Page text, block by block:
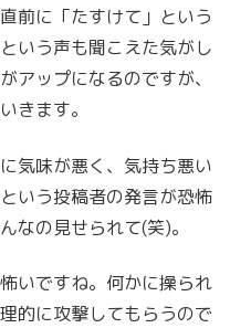
前に「たすけて」という
いう声も聞こえた気がし
アップになるのですが、
きます。
気味が悪く、気持ち悪い
いう投稿者の発言が恐怖
なの見せられて(笑)。
いですね。何かに操られ
的に攻撃してもらうので